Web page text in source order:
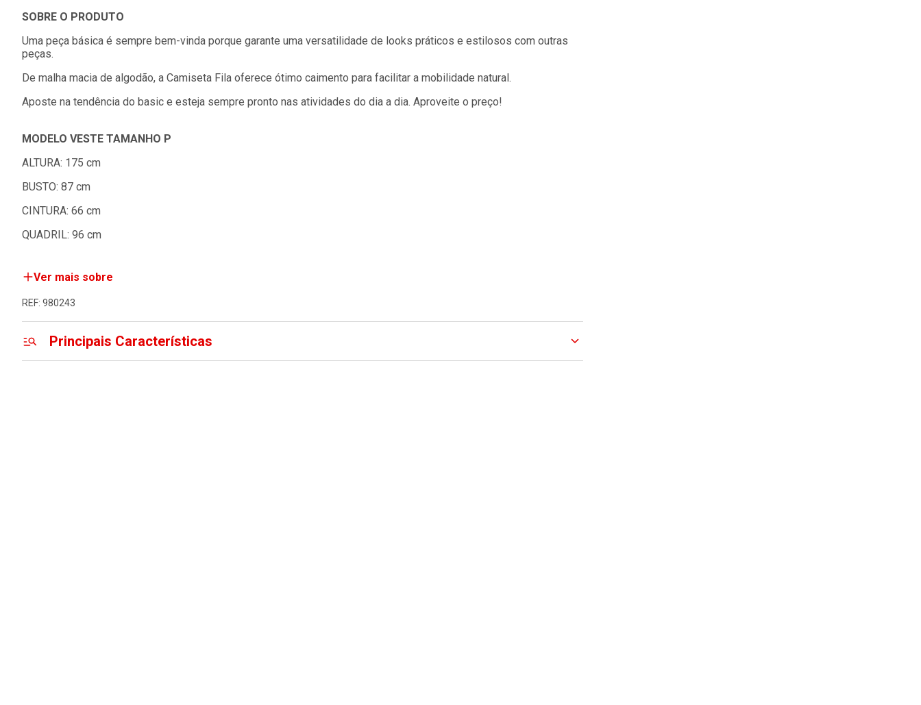
SOBRE O PRODUTO
Uma peça básica é sempre bem-vinda porque garante uma versatilidade de looks práticos e estilosos com outras
peças.
De malha macia de algodão, a Camiseta Fila oferece ótimo caimento para facilitar a mobilidade natural.
Aposte na tendência do basic e esteja sempre pronto nas atividades do dia a dia. Aproveite o preço!
MODELO VESTE TAMANHO P
ALTURA: 175 cm
BUSTO: 87 cm
CINTURA: 66 cm
QUADRIL: 96 cm
Ver mais sobre
REF: 980243
Principais Características